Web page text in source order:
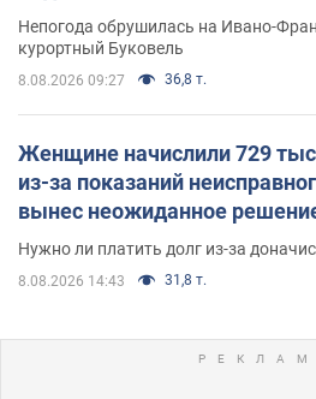
Непогода обрушилась на Ивано-
курортный Буковель
8.08.2026 09:27 36,8 т.
Женщине начислили 729
из-за показаний
вынес неожиданное
Нужно ли платить долг из-за
8.08.2026 14:43 31,8 т.